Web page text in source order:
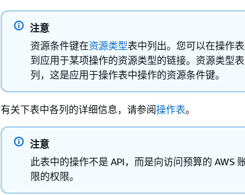
注意
资源条件键在资源类型表中列出。您可以在操作
到应用于某项操作的资源类型的链接。资源类型
列，这是应用于操作表中操作的资源条件键。
有关下表中各列的详细信息，请参阅操作表。
注意
此表中的操作不是 API，而是向访问预算的 AWS
限的权限。